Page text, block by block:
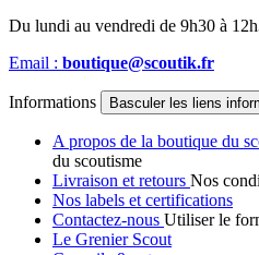
Du lundi au vendredi de 9h30 à
Email : boutique@scoutik.fr
Informations Basculer les liens
A propos de la boutique du
du scoutisme
Livraison et retours Nos
Nos labels et certifications
Contactez-nous Utiliser le
Le Grenier Scout